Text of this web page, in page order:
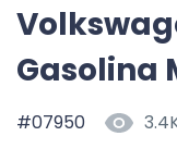
Gasolina
#07950